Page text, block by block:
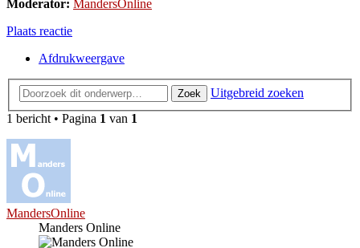
Moderator: MandersOnline
Plaats reactie
Afdrukweergave
Zoek
Uitgebreid zoeken
1 bericht • Pagina 1 van 1
MandersOnline
Manders Online